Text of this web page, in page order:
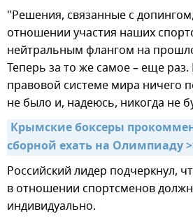
"Решения, связанные с
отношении участия наших
нейтральным флангом на
Теперь за то же самое – еще
правовой системе мира ничего
не было и, надеюсь, никогда не
Крымские боксеры
сборной ехать на Олимпиаду
Российский лидер подчеркнул,
в отношении спортсменов
индивидуально.